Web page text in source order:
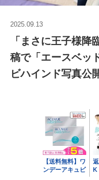
2025.09.13
「まさに王子様降
稿で「エースベッ
ビハインド写真公